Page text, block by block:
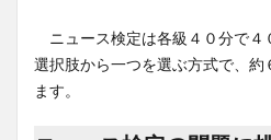
ニュース検定は各級４０分で４
選択肢から一つを選ぶ方式で、
ます。